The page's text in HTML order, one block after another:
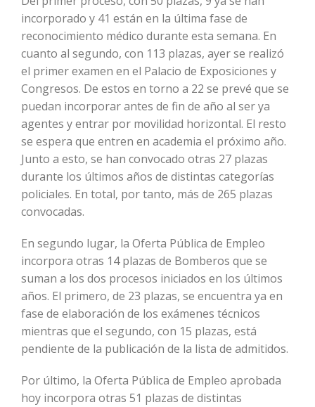
incorporado y 41 están en la última fase de
reconocimiento médico durante esta semana. En
cuanto al segundo, con 113 plazas, ayer se realizó
el primer examen en el Palacio de Exposiciones y
Congresos. De estos en torno a 22 se prevé que se
puedan incorporar antes de fin de año al ser ya
agentes y entrar por movilidad horizontal. El resto
se espera que entren en academia el próximo año.
Junto a esto, se han convocado otras 27 plazas
durante los últimos años de distintas categorías
policiales. En total, por tanto, más de 265 plazas
convocadas.
En segundo lugar, la Oferta Pública de Empleo
incorpora otras 14 plazas de Bomberos que se
suman a los dos procesos iniciados en los últimos
años. El primero, de 23 plazas, se encuentra ya en
fase de elaboración de los exámenes técnicos
mientras que el segundo, con 15 plazas, está
pendiente de la publicación de la lista de admitidos.
Por último, la Oferta Pública de Empleo aprobada
hoy incorpora otras 51 plazas de distintas